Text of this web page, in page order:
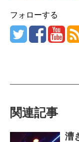
フォローする
関連記事
漕